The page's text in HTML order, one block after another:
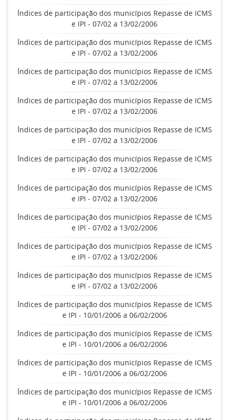
Índices de participação dos municípios Repasse de ICMS
e IPI - 07/02 a 13/02/2006
Índices de participação dos municípios Repasse de ICMS
e IPI - 07/02 a 13/02/2006
Índices de participação dos municípios Repasse de ICMS
e IPI - 07/02 a 13/02/2006
Índices de participação dos municípios Repasse de ICMS
e IPI - 07/02 a 13/02/2006
Índices de participação dos municípios Repasse de ICMS
e IPI - 07/02 a 13/02/2006
Índices de participação dos municípios Repasse de ICMS
e IPI - 07/02 a 13/02/2006
Índices de participação dos municípios Repasse de ICMS
e IPI - 07/02 a 13/02/2006
Índices de participação dos municípios Repasse de ICMS
e IPI - 07/02 a 13/02/2006
Índices de participação dos municípios Repasse de ICMS
e IPI - 07/02 a 13/02/2006
Índices de participação dos municípios Repasse de ICMS
e IPI - 07/02 a 13/02/2006
Índices de participação dos municípios Repasse de ICMS
e IPI - 10/01/2006 a 06/02/2006
Índices de participação dos municípios Repasse de ICMS
e IPI - 10/01/2006 a 06/02/2006
Índices de participação dos municípios Repasse de ICMS
e IPI - 10/01/2006 a 06/02/2006
Índices de participação dos municípios Repasse de ICMS
e IPI - 10/01/2006 a 06/02/2006